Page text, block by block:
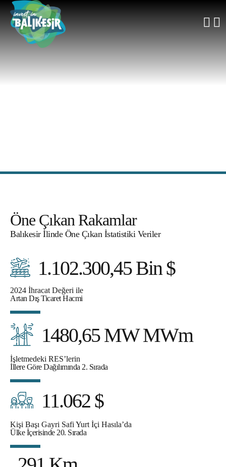
Öne Çıkan Rakamlar
Balıkesir İlinde Öne Çıkan İstatistiki Veriler
1.102.300,45 Bin $
2024 İhracat Değeri ile
Artan Dış Ticaret Hacmi
1480,65 MW MWm
İşletmedeki RES’lerin
İllere Göre Dağılımında 2. Sırada
11.062 $
Kişi Başı Gayri Safi Yurt İçi Hasıla’da
Ülke İçerisinde 20. Sırada